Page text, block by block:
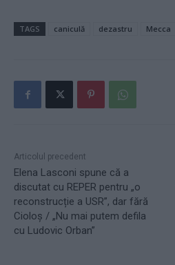
TAGS caniculă dezastru Mecca
Articolul precedent
Elena Lasconi spune că a
discutat cu REPER pentru „o
reconstrucție a USR”, dar fără
Cioloș / „Nu mai putem defila
cu Ludovic Orban”